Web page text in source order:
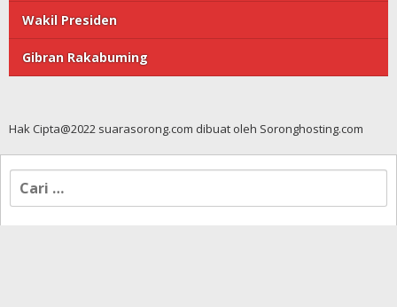
Wakil Presiden
Gibran Rakabuming
Hak Cipta@2022 suarasorong.com dibuat oleh Soronghosting.com
Cari
untuk: